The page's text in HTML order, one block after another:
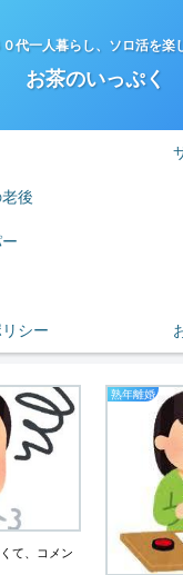
０代一人暮らし、ソロ活を楽
お茶のいっぷく
後
シー
て、コメン
熟年離婚